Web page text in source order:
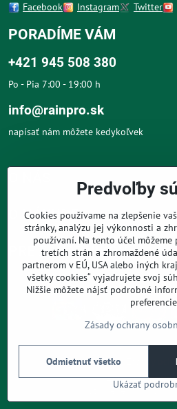
Facebook Instagram Twitter
PORADÍME VÁM
+421 945 508 380
Po - Pia 7:00 - 19:00 h
info@rainpro.sk
napísať nám môžete kedykoľvek
O NÁKUPE
PRE ZÁKAZNÍKOV
©2026
Predvoľby súkromia
Zásady
Podmienky
Vytvorené pomocou:
Predvoľby
Cookies používame na zlepšenie
stránky, analýzu jej výkonnosti a
používaní. Na tento účel
tretích strán a zhromaždené
partnerom v EÚ, USA alebo iných
všetky cookies“ vyjadrujete svoj
Nižšie môžete nájsť podrobné
Zásady ochrany
Ukázať
Odmietnuť všetko